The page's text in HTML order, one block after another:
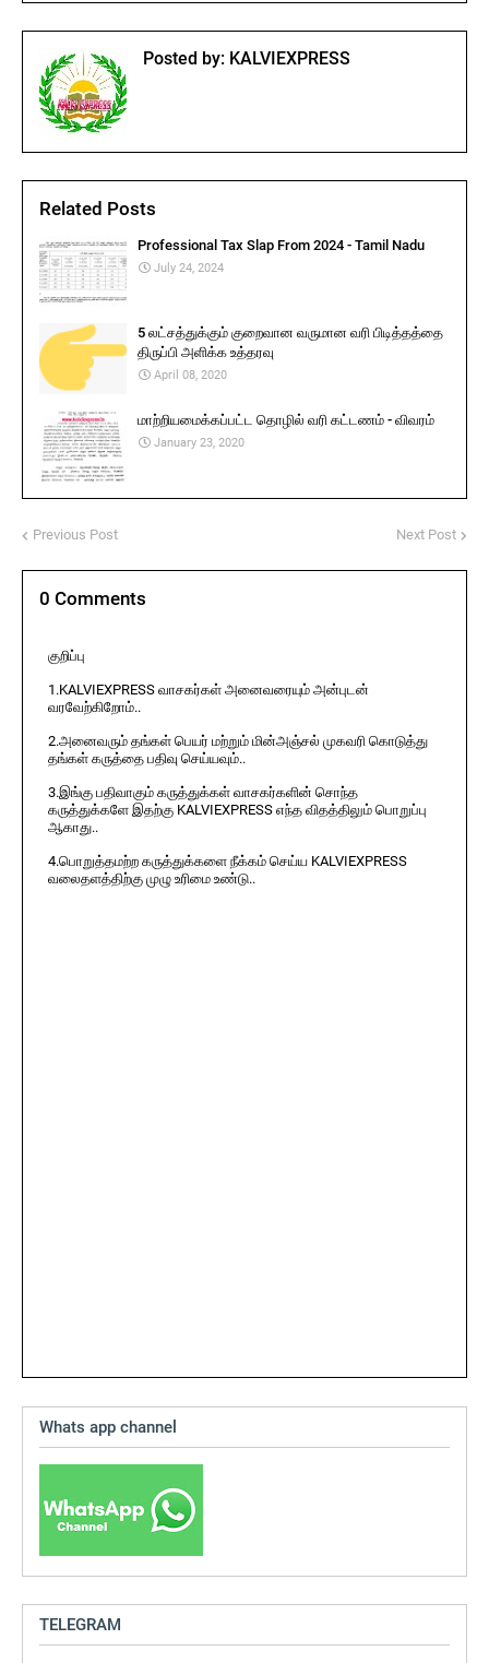
Posted by: KALVIEXPRESS
Related Posts
Professional Tax Slap From 2024 - Tamil Nadu
July 24, 2024
5 லட்சத்துக்கும் குறைவான வருமான வரி பிடித்தத்தை
திருப்பி அளிக்க உத்தரவு
April 08, 2020
மாற்றியமைக்கப்பட்ட தொழில் வரி கட்டணம் - விவரம்
January 23, 2020
Previous Post Next Post
0 Comments
குறிப்பு
1.KALVIEXPRESS வாசகர்கள் அனைவரையும் அன்புடன்
வரவேற்கிறோம்..
2.அனைவரும் தங்கள் பெயர் மற்றும் மின்அஞ்சல் முகவரி கொடுத்து
தங்கள் கருத்தை பதிவு செய்யவும்..
3.இங்கு பதிவாகும் கருத்துக்கள் வாசகர்களின் சொந்த
கருத்துக்களே இதற்கு KALVIEXPRESS எந்த விதத்திலும் பொறுப்பு
ஆகாது..
4.பொறுத்தமற்ற கருத்துக்களை நீக்கம் செய்ய KALVIEXPRESS
வலைதளத்திற்கு முழு உரிமை உண்டு..
Whats app channel
TELEGRAM